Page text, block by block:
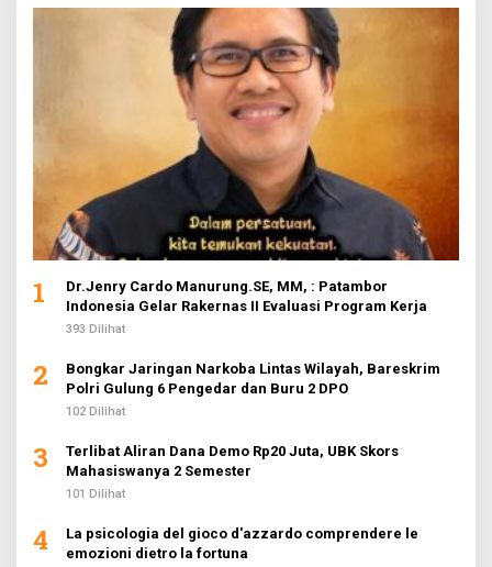
1
Dr.Jenry Cardo Manurung.SE, MM, : Patambor
Indonesia Gelar Rakernas II Evaluasi Program Kerja
393 Dilihat
2
Bongkar Jaringan Narkoba Lintas Wilayah, Bareskrim
Polri Gulung 6 Pengedar dan Buru 2 DPO
102 Dilihat
3
Terlibat Aliran Dana Demo Rp20 Juta, UBK Skors
Mahasiswanya 2 Semester
101 Dilihat
4
La psicologia del gioco d'azzardo comprendere le
emozioni dietro la fortuna